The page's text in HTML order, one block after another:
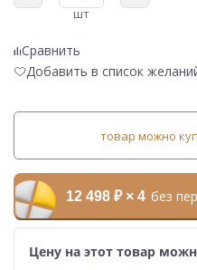
шт
Сравнить
Добавить в список
товар можно
12 498 ₽ × 4 без
Цену на этот товар